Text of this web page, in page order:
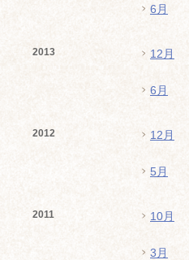
6月
2013 12月
6月
2012 12月
5月
2011 10月
3月